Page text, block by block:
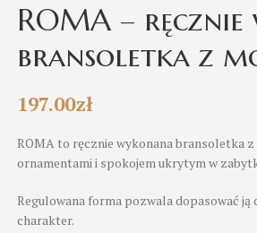
ROMA –
bransoletka z
197.00zł
ROMA to ręcznie wykonana bransoletka
ornamentami i spokojem ukrytym w
Regulowana forma pozwala dopasować
charakter.